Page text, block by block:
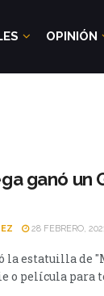
OPINIÓN
ganó un
28 FEBRERO,
la estatuilla de
o película para